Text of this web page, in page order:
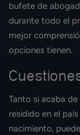
bufete de
durante todo el
mejor
opciones tienen.
Tanto si acaba
residido en el
nacimiento,